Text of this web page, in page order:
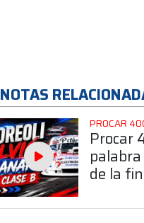
NOTAS
PROCAR
Procar
de la
Plata